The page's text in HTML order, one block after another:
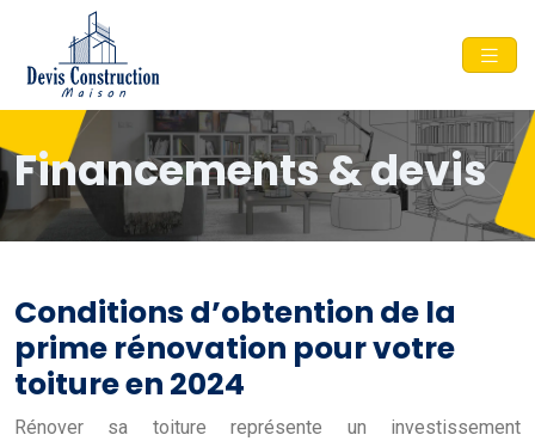
Financements & devis
Conditions d’obtention de la
prime rénovation pour votre
toiture en 2024
Rénover sa toiture représente un investissement